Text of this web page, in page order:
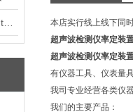
本店实行线上线下同
超声波检测仪率定装
超声波检测仪率定装
有仪器工具、仪表量
我司专业经营各类仪
我们的主要产品：